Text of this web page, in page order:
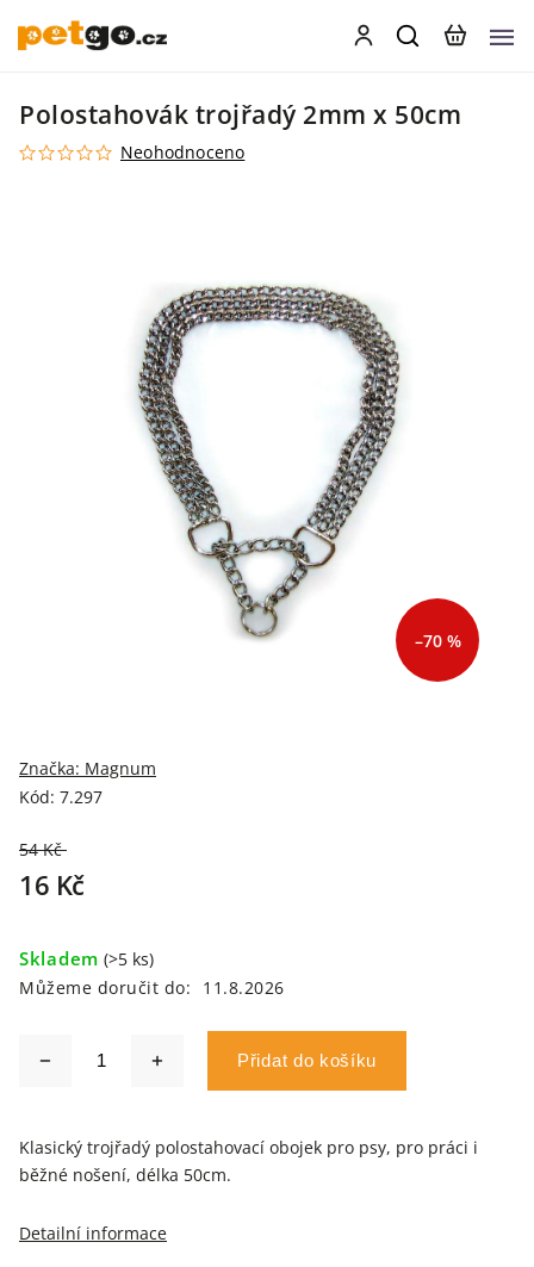
Polostahovák trojřadý 2mm x 50cm
Neohodnoceno
–70 %
Kód: 7.297
Značka: Magnum
54 Kč
16 Kč
Skladem (>5 ks)
Můžeme doručit do:
11.8.2026
Přidat do košíku
Klasický trojřadý polostahovací obojek pro psy, pro práci i
běžné nošení, délka 50cm.
Detailní informace